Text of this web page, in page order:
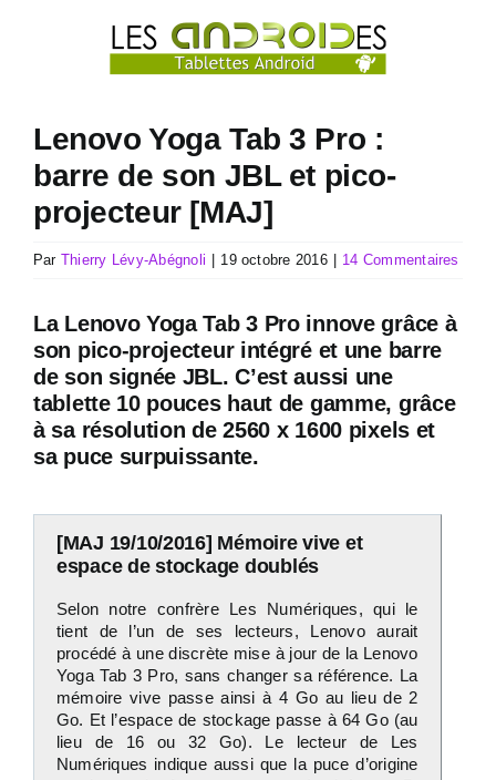
Lenovo Yoga Tab 3 Pro :
barre de son JBL et pico-
projecteur [MAJ]
Par Thierry Lévy-Abégnoli 19 octobre 2016 14 Commentaires
La Lenovo Yoga Tab 3 Pro innove grâce à
son pico-projecteur intégré et une barre
de son signée JBL. C’est aussi une
tablette 10 pouces haut de gamme, grâce
à sa résolution de 2560 x 1600 pixels et
sa puce surpuissante.
[MAJ 19/10/2016] Mémoire vive et
espace de stockage doublés
Selon notre confrère Les Numériques, qui le
tient de l’un de ses lecteurs, Lenovo aurait
procédé à une discrète mise à jour de la Lenovo
Yoga Tab 3 Pro, sans changer sa référence. La
mémoire vive passe ainsi à 4 Go au lieu de 2
Go. Et l’espace de stockage passe à 64 Go (au
lieu de 16 ou 32 Go). Le lecteur de Les
Numériques indique aussi que la puce d’origine